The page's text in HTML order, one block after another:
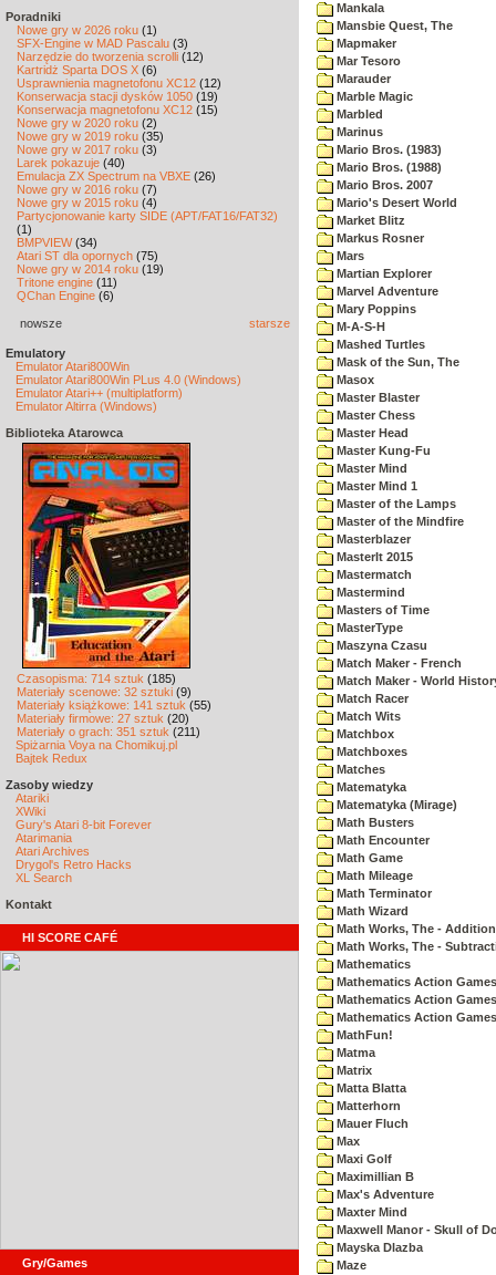
Poradniki
Nowe gry w 2026 roku (1)
SFX-Engine w MAD Pascalu (3)
Narzędzie do tworzenia scrolli (12)
Kartridż Sparta DOS X (6)
Usprawnienia magnetofonu XC12 (12)
Konserwacja stacji dysków 1050 (19)
Konserwacja magnetofonu XC12 (15)
Nowe gry w 2020 roku (2)
Nowe gry w 2019 roku (35)
Nowe gry w 2017 roku (3)
Larek pokazuje (40)
Emulacja ZX Spectrum na VBXE (26)
Nowe gry w 2016 roku (7)
Nowe gry w 2015 roku (4)
Partycjonowanie karty SIDE (APT/FAT16/FAT32)
(1)
BMPVIEW(34)
Atari ST dla opornych (75)
Nowe gry w 2014 roku (19)
Tritone engine (11)
QChan Engine (6)
nowsze starsze
Emulatory
Emulator Atari800Win
Emulator Atari800Win PLus 4.0 (Windows)
Emulator Atari++ (multiplatform)
Emulator Altirra (Windows)
Biblioteka Atarowca
Czasopisma: 714 sztuk (185)
Materiały scenowe: 32 sztuki (9)
Materiały książkowe: 141 sztuk (55)
Materiały firmowe: 27 sztuk (20)
Materiały o grach: 351 sztuk (211)
Spiżarnia Voya na Chomikuj.pl
Bajtek Redux
Zasoby wiedzy
Atariki
XWiki
Gury's Atari 8-bit Forever
Atarimania
Atari Archives
Drygol's Retro Hacks
XL Search
Kontakt
HI SCORE CAFÉ
Gry/Games
Mankala
Mansbie Quest, The
Mapmaker
Mar Tesoro
Marauder
Marble Magic
Marbled
Marinus
Mario Bros. (1983)
Mario Bros. (1988)
Mario Bros. 2007
Mario's Desert World
Market Blitz
Markus Rosner
Mars
Martian Explorer
Marvel Adventure
Mary Poppins
M-A-S-H
Mashed Turtles
Mask of the Sun, The
Masox
Master Blaster
Master Chess
Master Head
Master Kung-Fu
Master Mind
Master Mind 1
Master of the Lamps
Master of the Mindfire
Masterblazer
MasterIt 2015
Mastermatch
Mastermind
Masters of Time
MasterType
Maszyna Czasu
Match Maker - French
Match Maker - World
Match Racer
Match Wits
Matchbox
Matchboxes
Matches
Matematyka
Matematyka (Mirage)
Math Busters
Math Encounter
Math Game
Math Mileage
Math Terminator
Math Wizard
Math Works, The - Addition
Math Works, The -
Mathematics
Mathematics Action
Mathematics Action
Mathematics Action
MathFun!
Matma
Matrix
Matta Blatta
Matterhorn
Mauer Fluch
Max
Maxi Golf
Maximillian B
Max's Adventure
Maxter Mind
Maxwell Manor - Skull of
Mayska Dlazba
Maze